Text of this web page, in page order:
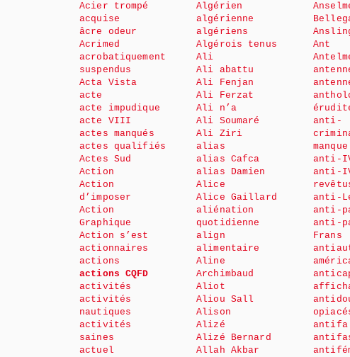
Acier trompé
acquise
âcre odeur
Acrimed
acrobatiquement
suspendus
Acta Vista
acte
acte impudique
acte VIII
actes manqués
actes qualifiés
Actes Sud
Action
Action
d’imposer
Action
Graphique
Action s’est
actionnaires
actions
actions CQFD
activités
activités
nautiques
activités
saines
actuel
Algérien
algérienne
algériens
Algérois tenus
Ali
Ali abattu
Ali Fenjan
Ali Ferzat
Ali n’a
Ali Soumaré
Ali Ziri
alias
alias Cafca
alias Damien
Alice
Alice Gaillard
aliénation
quotidienne
align
alimentaire
Aline
Archimbaud
Aliot
Aliou Sall
Alison
Alizé
Alizé Bernard
Allah Akbar
Ant
anti-
manque
anti-
anti-
anti-
anti-
anti-
Frans
antifa